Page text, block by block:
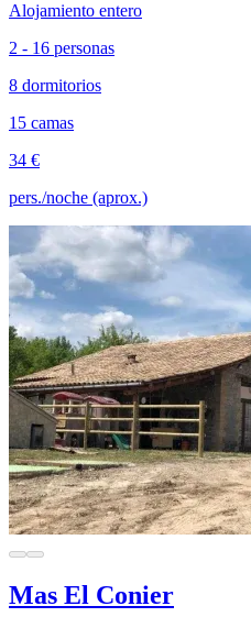
Alojamiento entero
2 - 16 personas
8 dormitorios
15 camas
34 €
pers./noche (aprox.)
Mas El Conier